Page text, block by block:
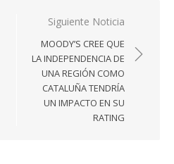
Siguiente Noticia
MOODY’S CREE QUE
LA INDEPENDENCIA DE
UNA REGIÓN COMO
CATALUÑA TENDRÍA
UN IMPACTO EN SU
RATING